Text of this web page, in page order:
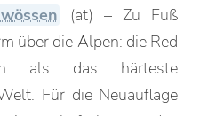
(at) – Zu Fuß
über die Alpen: die Red
als das härteste
Für die Neuauflage